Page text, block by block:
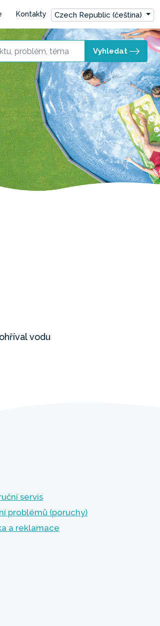
Kontakty Czech Republic (čeština)
Vyhledat
vodu
servis
problémů (poruchy)
a reklamace